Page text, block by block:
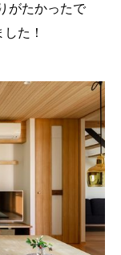
がたかったで
た！